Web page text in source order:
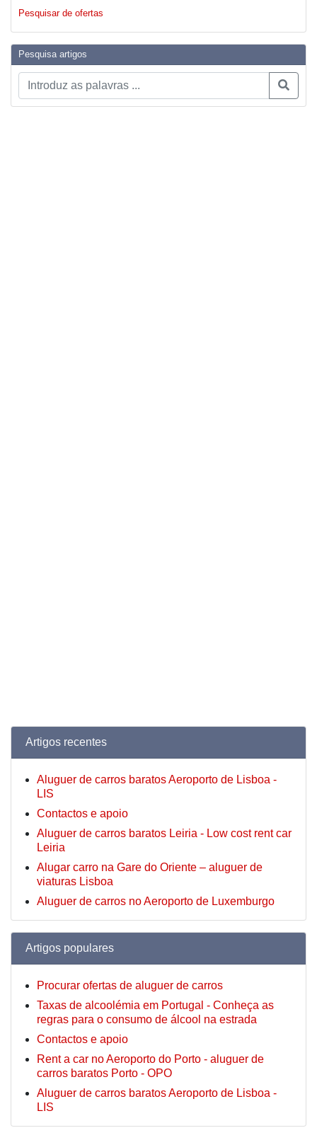
Pesquisar de ofertas
Pesquisa artigos
Artigos recentes
Aluguer de carros baratos Aeroporto de Lisboa -
LIS
Contactos e apoio
Aluguer de carros baratos Leiria - Low cost rent car
Leiria
Alugar carro na Gare do Oriente – aluguer de
viaturas Lisboa
Aluguer de carros no Aeroporto de Luxemburgo
Artigos populares
Procurar ofertas de aluguer de carros
Taxas de alcoolémia em Portugal - Conheça as
regras para o consumo de álcool na estrada
Contactos e apoio
Rent a car no Aeroporto do Porto - aluguer de
carros baratos Porto - OPO
Aluguer de carros baratos Aeroporto de Lisboa -
LIS